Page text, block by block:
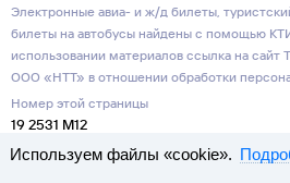
Электронные авиа- и ж/д билеты,
билеты на автобусы найдены с помощью
использовании материалов ссылка на сайт
ООО «НТТ» в отношении обработки
Номер этой страницы
19 2531 M12
Используем файлы «cookie».